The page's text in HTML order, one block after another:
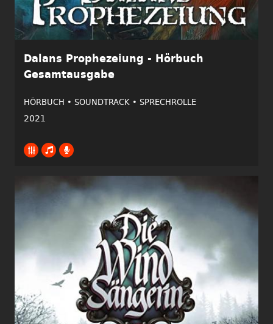
Dalans Prophezeiung - Hörbuch
Gesamtausgabe
HÖRBUCH • SOUNDTRACK • SPRECHROLLE
2021